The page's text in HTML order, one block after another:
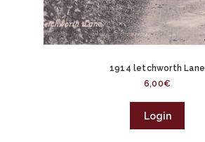
1914 letchworth Lane
6,00€
Login